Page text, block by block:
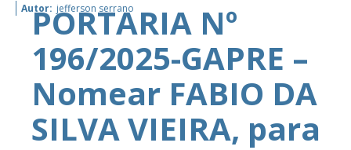
Autor: jefferson serrano
PORTARIA Nº
196/2025-GAPRE –
Nomear FABIO DA
SILVA VIEIRA, para